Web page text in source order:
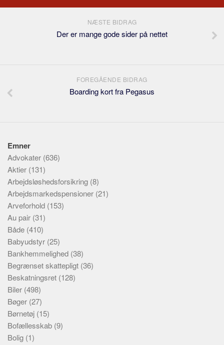
NÆSTE BIDRAG
Der er mange gode sider på nettet
FOREGÅENDE BIDRAG
Boarding kort fra Pegasus
Emner
Advokater (636)
Aktier (131)
Arbejdsløshedsforsikring (8)
Arbejdsmarkedspensioner (21)
Arveforhold (153)
Au pair (31)
Både (410)
Babyudstyr (25)
Bankhemmelighed (38)
Begrænset skattepligt (36)
Beskatningsret (128)
Biler (498)
Bøger (27)
Børnetøj (15)
Bofællesskab (9)
Bolig (1)